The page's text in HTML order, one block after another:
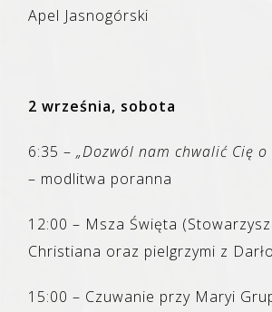
Apel Jasnogórski
2 września, sobota
6:35 – „Dozwól nam chwalić Cię o
– modlitwa poranna
12:00 – Msza Święta
Christiana oraz pielgrzymi z
15:00 – Czuwanie przy Maryi